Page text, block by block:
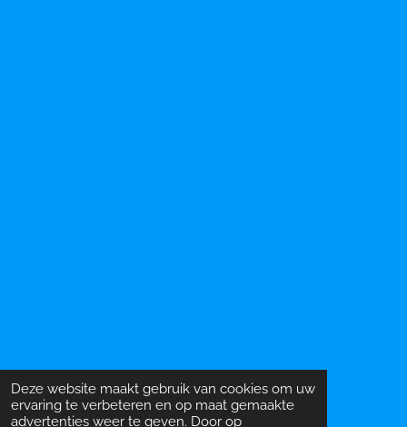
Deze website maakt gebruik van cookies om uw
ervaring te verbeteren en op maat gemaakte
advertenties weer te geven. Door op